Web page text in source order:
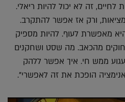
לחיים, זה לא יכול להיות ריאלי.
ורק אז אפשר להתקרב.
מאפשרת לעוף. להיות מספיק
מהכאב. מה שסט ושחקנים
ממש חי. איך אפשר ללהק
הופכת את זה לאפשרי".